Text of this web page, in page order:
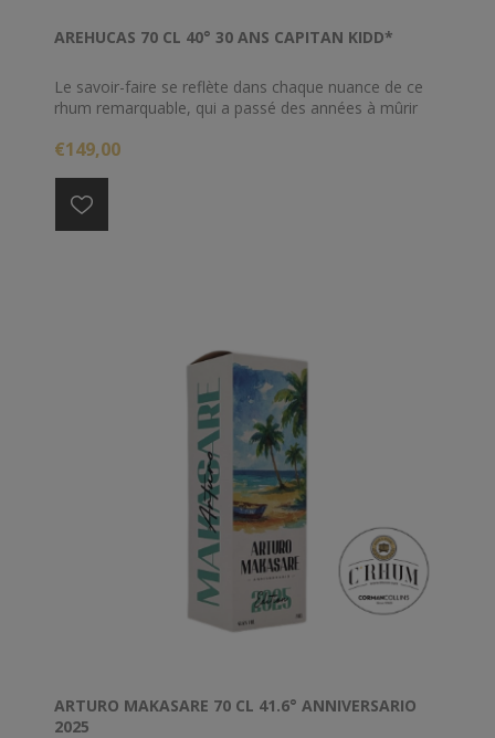
AREHUCAS 70 CL 40° 30 ANS CAPITAN KIDD*
Le savoir-faire se reflète dans chaque nuance de ce
rhum remarquable, qui a passé des années à mûrir
moins de 30 ans en fût de chêne pour obtenir le
€149,00
ARTURO MAKASARE 70 CL 41.6° ANNIVERSARIO
2025